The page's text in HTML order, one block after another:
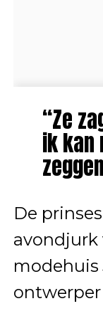
“Ze
ik kan
De
avondjurk
modehuis